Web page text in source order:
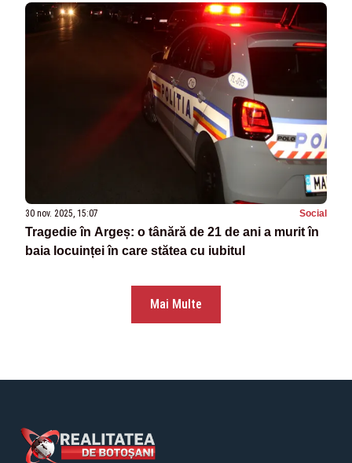
30 nov. 2025, 15:07 Social
Tragedie în Argeș: o tânără de 21 de ani a murit în
baia locuinței în care stătea cu iubitul
Mai Multe